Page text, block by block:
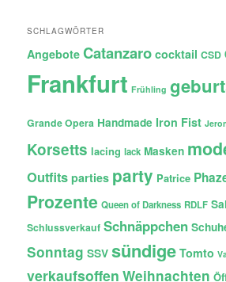
SCHLAGWÖRTER
Angebote Catanzaro cocktail CSD
Frankfurt Frühling
Grande Opera Handmade Iron Fist
Korsetts lacing lack Masken
Outfits parties party Patrice
Prozente Queen of Darkness RDLF
Schlussverkauf Schnäppchen
Sonntag SSV sündige Tomto
verkaufsoffen Weihnachten